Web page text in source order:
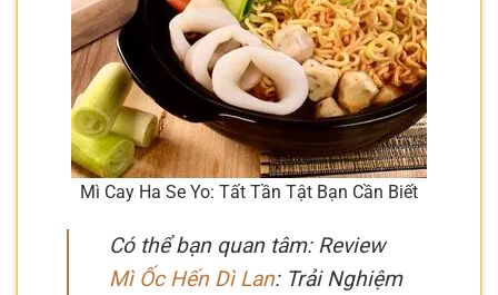
Mì Cay Ha Se Yo: Tất Tần Tật Bạn Cần Biết
Có thể bạn quan tâm: Review
Mì Ốc Hến Dì Lan: Trải Nghiệm